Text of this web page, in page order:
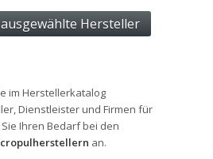
im Herstellerkatalog
Dienstleister und Firmen für
Sie Ihren Bedarf bei den
an.